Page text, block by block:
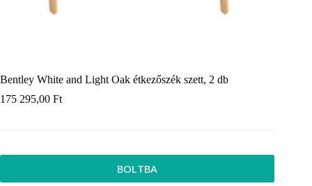
Bentley White and Light Oak étkezőszék szett, 2 db
175 295,00 Ft
BOLTBA